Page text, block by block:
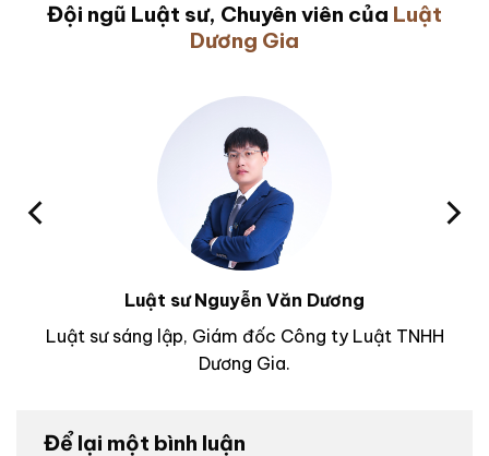
Đội ngũ Luật sư, Chuyên viên của Luật
Dương Gia
Luật sư Nguyễn Văn Dương
Luật sư sáng lập, Giám đốc Công ty Luật TNHH
Dương Gia.
Để lại một bình luận